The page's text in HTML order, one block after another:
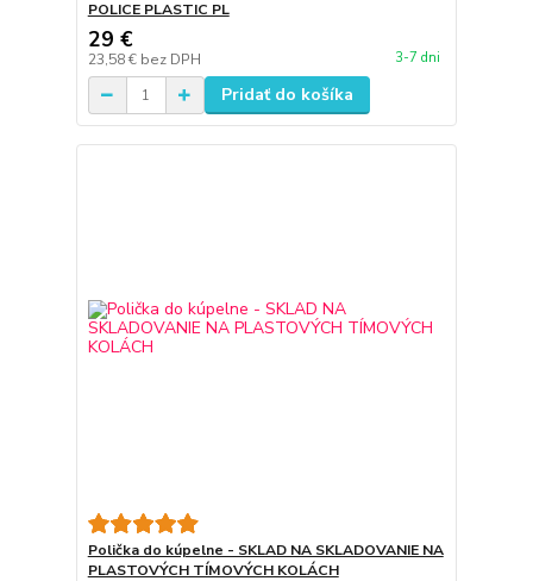
POLICE PLASTIC PL
29 €
23,58 € bez DPH 3-7 dni
Pridať do košíka
Polička do kúpelne - SKLAD NA SKLADOVANIE NA
PLASTOVÝCH TÍMOVÝCH KOLÁCH